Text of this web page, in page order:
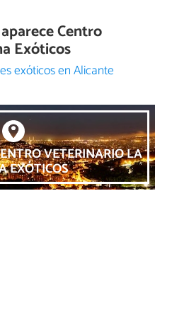
Centro
Exóticos
exóticos en Alicante
VETERINARIO LA
EXÓTICOS